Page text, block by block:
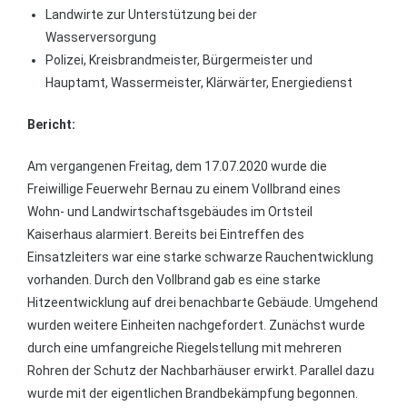
Landwirte zur Unterstützung bei der
Wasserversorgung
Polizei, Kreisbrandmeister, Bürgermeister und
Hauptamt, Wassermeister, Klärwärter, Energiedienst
Bericht:
Am vergangenen Freitag, dem 17.07.2020 wurde die
Freiwillige Feuerwehr Bernau zu einem Vollbrand eines
Wohn- und Landwirtschaftsgebäudes im Ortsteil
Kaiserhaus alarmiert. Bereits bei Eintreffen des
Einsatzleiters war eine starke schwarze Rauchentwicklung
vorhanden. Durch den Vollbrand gab es eine starke
Hitzeentwicklung auf drei benachbarte Gebäude. Umgehend
wurden weitere Einheiten nachgefordert. Zunächst wurde
durch eine umfangreiche Riegelstellung mit mehreren
Rohren der Schutz der Nachbarhäuser erwirkt. Parallel dazu
wurde mit der eigentlichen Brandbekämpfung begonnen.